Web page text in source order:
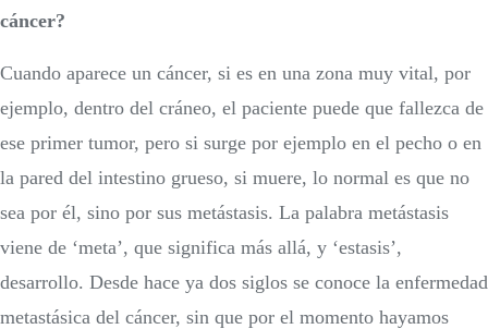
cáncer?
Cuando aparece un cáncer, si es en una zona muy vital, por
ejemplo, dentro del cráneo, el paciente puede que fallezca de
ese primer tumor, pero si surge por ejemplo en el pecho o en
la pared del intestino grueso, si muere, lo normal es que no
sea por él, sino por sus metástasis. La palabra metástasis
viene de ‘meta’, que significa más allá, y ‘estasis’,
desarrollo. Desde hace ya dos siglos se conoce la enfermedad
metastásica del cáncer, sin que por el momento hayamos